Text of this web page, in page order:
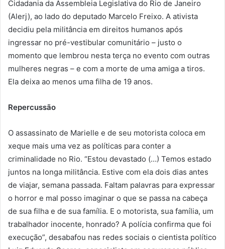
Cidadania da Assembleia Legislativa do Rio de Janeiro
(Alerj), ao lado do deputado Marcelo Freixo. A ativista
decidiu pela militância em direitos humanos após
ingressar no pré-vestibular comunitário – justo o
momento que lembrou nesta terça no evento com outras
mulheres negras – e com a morte de uma amiga a tiros.
Ela deixa ao menos uma filha de 19 anos.
Repercussão
O assassinato de Marielle e de seu motorista coloca em
xeque mais uma vez as políticas para conter a
criminalidade no Rio. “Estou devastado (…) Temos estado
juntos na longa militância. Estive com ela dois dias antes
de viajar, semana passada. Faltam palavras para expressar
o horror e mal posso imaginar o que se passa na cabeça
de sua filha e de sua família. E o motorista, sua família, um
trabalhador inocente, honrado? A polícia confirma que foi
execução”, desabafou nas redes sociais o cientista político